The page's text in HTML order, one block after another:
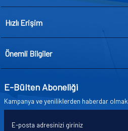
Hızlı Erişim
Önemli Bilgiler
E-Bülten Aboneliği
Kampanya ve yeniliklerden haberdar